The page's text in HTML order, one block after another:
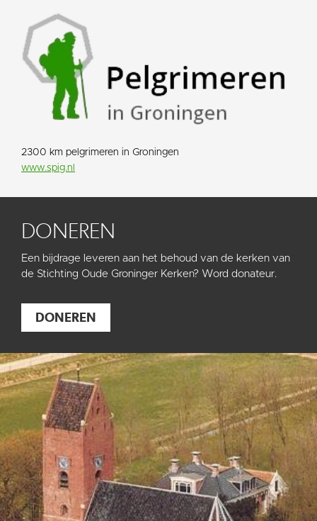
2300 km pelgrimeren in Groningen
www.spig.nl
DONEREN
Een bijdrage leveren aan het behoud van de kerken van
de Stichting Oude Groninger Kerken? Word donateur.
DONEREN